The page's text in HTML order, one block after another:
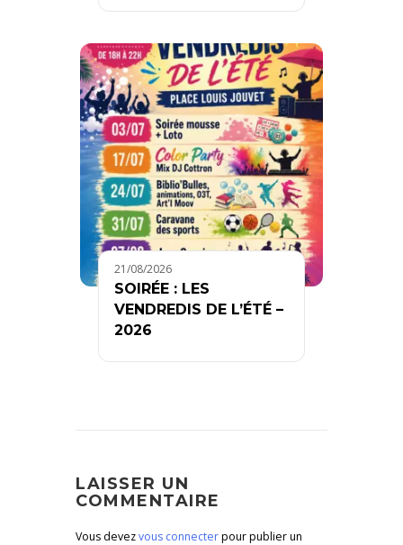
21/08/2026
SOIRÉE : LES
VENDREDIS DE L’ÉTÉ –
2026
LAISSER UN
COMMENTAIRE
Vous devezvous connecterpour publier un